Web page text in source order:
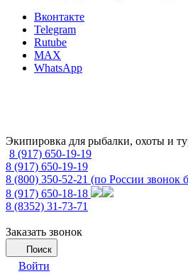
Вконтакте
Telegram
Rutube
MAX
WhatsApp
Экипировка для рыбалки, охоты и
8 (917) 650-19-19
8 (917) 650-19-19
8 (800) 350-52-21 (по России звонок
8 (917) 650-18-18
8 (8352) 31-73-71
Заказать звонок
Поиск
Войти